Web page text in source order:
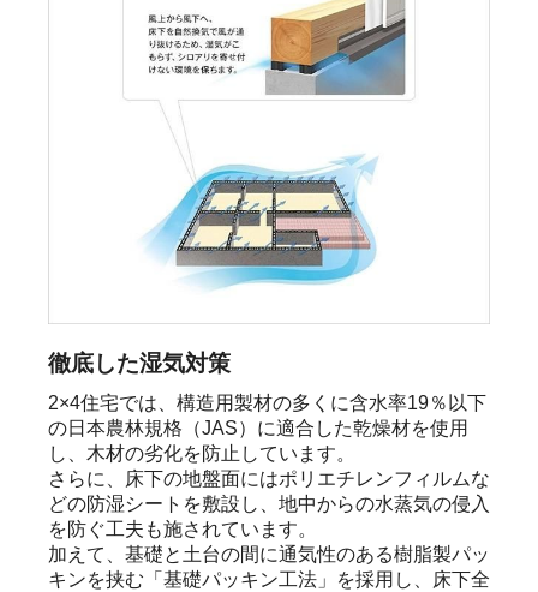
徹底した湿気対策
2×4住宅では、構造用製材の多くに含水率19％以下
の日本農林規格（JAS）に適合した乾燥材を使用
し、木材の劣化を防止しています。
さらに、床下の地盤面にはポリエチレンフィルムな
どの防湿シートを敷設し、地中からの水蒸気の侵入
を防ぐ工夫も施されています。
加えて、基礎と土台の間に通気性のある樹脂製パッ
キンを挟む「基礎パッキン工法」を採用し、床下全